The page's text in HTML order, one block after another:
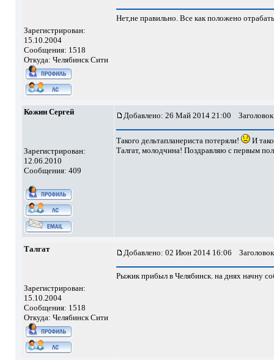
Зарегистрирован:
15.10.2004
Сообщения: 1518
Откуда: Челябинск Сити
Нет,не правильно. Все как положено
Кожин Сергей
Зарегистрирован:
12.06.2010
Сообщения: 409
Добавлено: 26 Май 2014 21:00
Такого дельтапланериста потеряли!
И
Талгат, молодчина! Поздравляю с первым
Талгат
Зарегистрирован:
15.10.2004
Сообщения: 1518
Откуда: Челябинск Сити
Добавлено: 02 Июн 2014 16:06
Рыжик прибыл в Челябинск. на днях начну